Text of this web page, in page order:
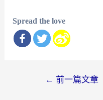
Spread the love
← 前一篇文章